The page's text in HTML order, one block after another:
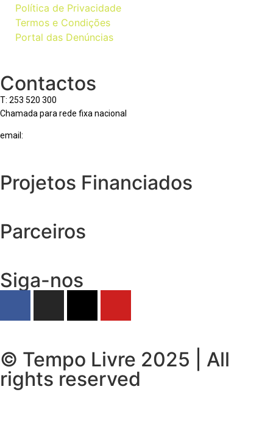
Política de Privacidade
Termos e Condições
Portal das Denúncias
Contactos
T: 253 520 300
Chamada para rede fixa nacional
email:
Projetos Financiados
Parceiros
Siga-nos
© Tempo Livre 2025 | All
rights reserved